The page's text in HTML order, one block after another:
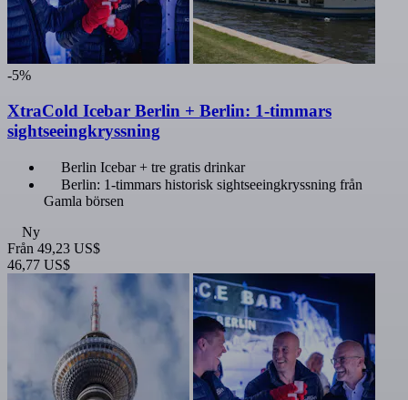
-5%
XtraCold Icebar Berlin + Berlin: 1-timmars
sightseeingkryssning
Berlin Icebar + tre gratis drinkar
Berlin: 1-timmars historisk sightseeingkryssning från
Gamla börsen
Ny
Från 49,23 US$
46,77 US$